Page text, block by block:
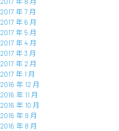
2017 年 7 月
2017 年 6 月
2017 年 5 月
2017 年 4 月
2017 年 3 月
2017 年 2 月
2017 年 1 月
2016 年 12 月
2016 年 11 月
2016 年 10 月
2016 年 9 月
2016 年 8 月